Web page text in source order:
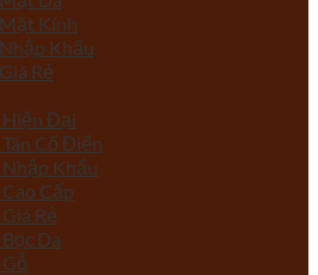
Kính
Khẩu
Rẻ
Hiện Đại
Cổ Điển
Khẩu
Cấp
Rẻ
Da